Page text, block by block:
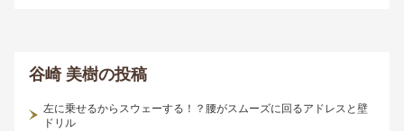
谷崎 美樹の投稿
左に乗せるからスウェーする！？腰がスムーズに回るアドレスと壁
ドリル